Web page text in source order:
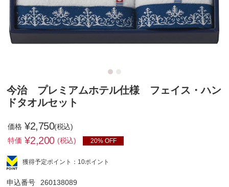
今治 プレミアムホテル仕様 フェイス・ハン
ドタオルセット
価格 ¥2,750(税込)
特価 ¥2,200 (税込) 20% OFF
獲得予定ポイント：10ポイント
申込番号 260138089